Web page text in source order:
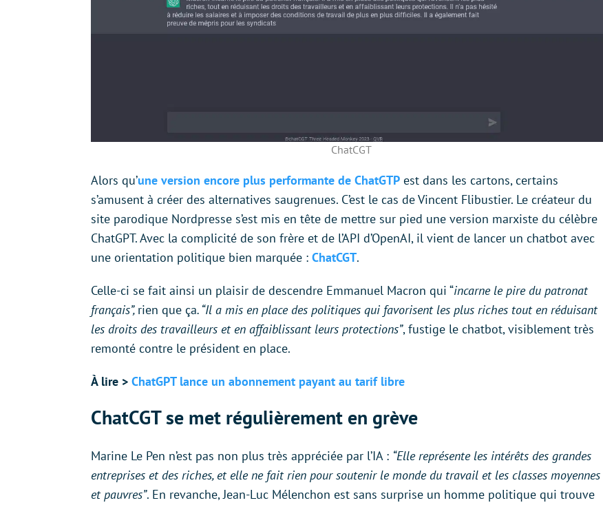
ChatCGT
Alors qu’une version encore plus performante de ChatGTP est dans les cartons, certains
s’amusent à créer des alternatives saugrenues. C’est le cas de Vincent Flibustier. Le créateur du
site parodique Nordpresse s’est mis en tête de mettre sur pied une version marxiste du célèbre
ChatGPT. Avec la complicité de son frère et de l’API d’OpenAI, il vient de lancer un chatbot avec
une orientation politique bien marquée : ChatCGT.
Celle-ci se fait ainsi un plaisir de descendre Emmanuel Macron qui “incarne le pire du patronat
français”, rien que ça. “Il a mis en place des politiques qui favorisent les plus riches tout en réduisant
les droits des travailleurs et en affaiblissant leurs protections”, fustige le chatbot, visiblement très
remonté contre le président en place.
À lire > ChatGPT lance un abonnement payant au tarif libre
ChatCGT se met régulièrement en grève
Marine Le Pen n’est pas non plus très appréciée par l’IA : “Elle représente les intérêts des grandes
entreprises et des riches, et elle ne fait rien pour soutenir le monde du travail et les classes moyennes
et pauvres”. En revanche, Jean-Luc Mélenchon est sans surprise un homme politique qui trouve